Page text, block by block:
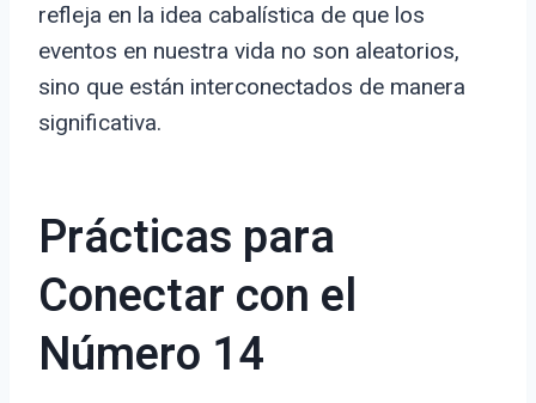
refleja en la idea cabalística de que los
eventos en nuestra vida no son aleatorios,
sino que están interconectados de manera
significativa.
Prácticas para
Conectar con el
Número 14